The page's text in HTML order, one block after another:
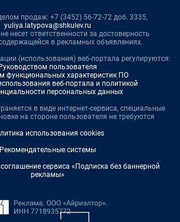
продаж: +7 (3452) 56-72-72 доб. 3335,
yuliya.latypova@shkulev.ru
несет ответственности за достоверность
в рекламных объявлениях.
(использования) веб-портала регулируются:
пользователя
функциональных характеристик ПО
веб-портала и политикой
персональных данных
в виде интернет-сервиса, специальные
на стороне пользователя не требуются
использования cookies
Рекомендательные системы
сервиса «Подписка без баннерной
рекламы»